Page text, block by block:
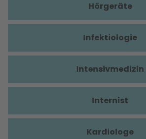
Hörgeräte
Infektiologie
Intensivmedizin
Internist
Kardiologe